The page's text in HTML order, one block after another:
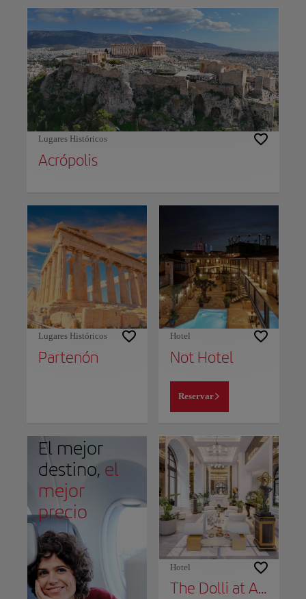
Lugares Históricos
Acrópolis
Lugares Históricos
Partenón
Hotel
Not Hotel
Reservar
El mejor
destino, el
mejor
precio
Hotel
The Dolli at Acropolis